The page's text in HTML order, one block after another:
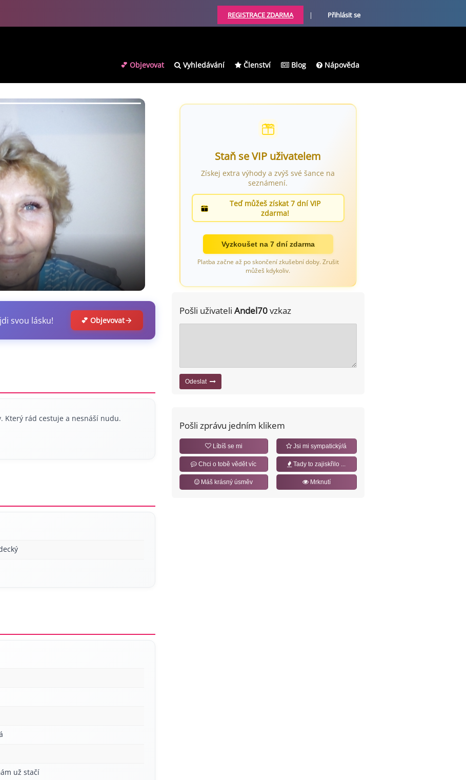
REGISTRACE ZDARMA | Přihlásit se
💕 Objevovat Vyhledávání Členství Blog Nápověda
svou lásku! 💕 Objevovat
Který rád cestuje a nesnáší nudu.
už stačí
Staň se VIP uživatelem
Získej extra výhody a zvýš své šance na
seznámení.
Teď můžeš získat 7 dní VIP
zdarma!
Vyzkoušet na 7 dní zdarma
Platba začne až po skončení zkušební doby. Zrušit
můžeš kdykoliv.
Pošli uživateli Andel70vzkaz
Odeslat
Pošli zprávu jedním klikem
Líbíš se mi Jsi mi sympatický/á
Chci o tobě vědět víc Tady to zajiskřilo ...
Máš krásný úsměv Mrknutí